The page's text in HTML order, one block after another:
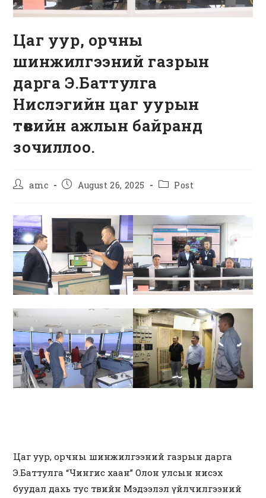
Цаг уур, орчны
шинжилгээний газрын
дарга Э.Баттулга
Нислэгийн цаг уурын
төвийн ажлын байранд
зочиллоо.
Postamc
PostAugust 26, 2025
PostPost
Цаг уур, орчны шинжилгээний газрын дарга
Э.Баттулга “Чингис хаан” Олон улсын нисэх
буудал дахь тус төвийн Мэдээлэл үйлчилгээний